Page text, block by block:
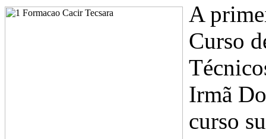
A
Curso
Irmã
curso